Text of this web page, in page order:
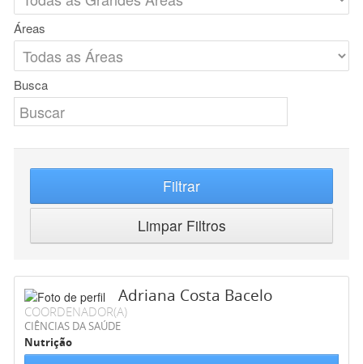
Áreas
Busca
Filtrar
Limpar Filtros
Adriana Costa Bacelo
COORDENADOR(A)
CIÊNCIAS DA SAÚDE
Nutrição